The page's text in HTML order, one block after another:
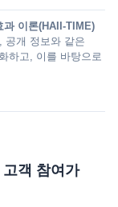
과 이론(HAII-TIME)
공개 정보와 같은
하고, 이를 바탕으로
객 참여가